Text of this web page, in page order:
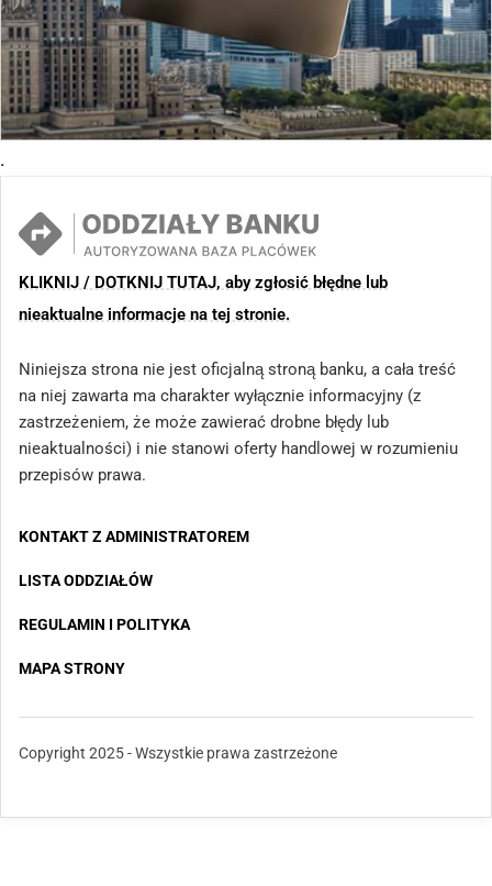
.
KLIKNIJ / DOTKNIJ TUTAJ, aby zgłosić błędne lub
nieaktualne informacje na tej stronie.
Niniejsza strona nie jest oficjalną stroną banku, a cała treść
na niej zawarta ma charakter wyłącznie informacyjny (z
zastrzeżeniem, że może zawierać drobne błędy lub
nieaktualności) i nie stanowi oferty handlowej w rozumieniu
przepisów prawa.
KONTAKT Z ADMINISTRATOREM
LISTA ODDZIAŁÓW
REGULAMIN I POLITYKA
MAPA STRONY
Copyright 2025 - Wszystkie prawa zastrzeżone